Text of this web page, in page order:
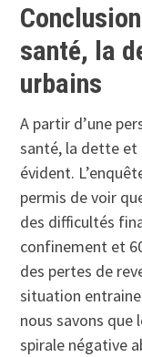
santé, la
urbains
A partir d’une
santé, la dette et
évident.
permis de voir
des difficultés
confinement et
des pertes de
situation
nous savons que
spirale négative